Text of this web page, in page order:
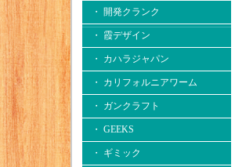
・ 開発クランク
・ 霞デザイン
・ カハラジャパン
・ カリフォルニアワーム
・ ガンクラフト
・ GEEKS
・ ギミック